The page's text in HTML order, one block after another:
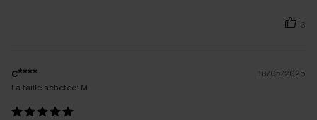
3
c****
18/05/2026
La taille achetée: M